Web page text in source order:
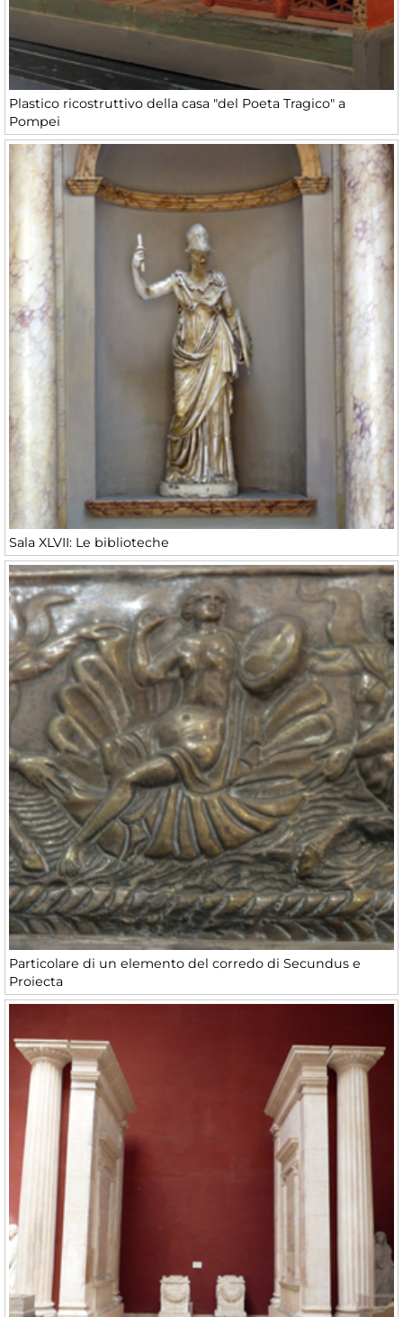
Plastico ricostruttivo della casa "del Poeta Tragico" a
Pompei
Sala XLVII: Le biblioteche
Particolare di un elemento del corredo di Secundus e
Proiecta